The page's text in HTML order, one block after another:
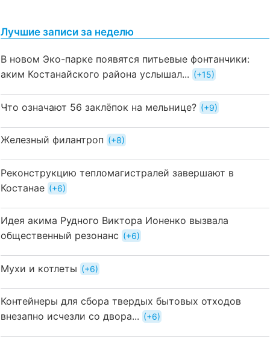
Лучшие записи за неделю
В новом Эко-парке появятся питьевые фонтанчики:
аким Костанайского района услышал...
+15
Что означают 56 заклёпок на мельнице? +9
Железный филантроп +8
Реконструкцию тепломагистралей завершают в
Костанае
+6
Идея акима Рудного Виктора Ионенко вызвала
общественный резонанс
+6
Мухи и котлеты +6
Контейнеры для сбора твердых бытовых отходов
внезапно исчезли со двора...
+6